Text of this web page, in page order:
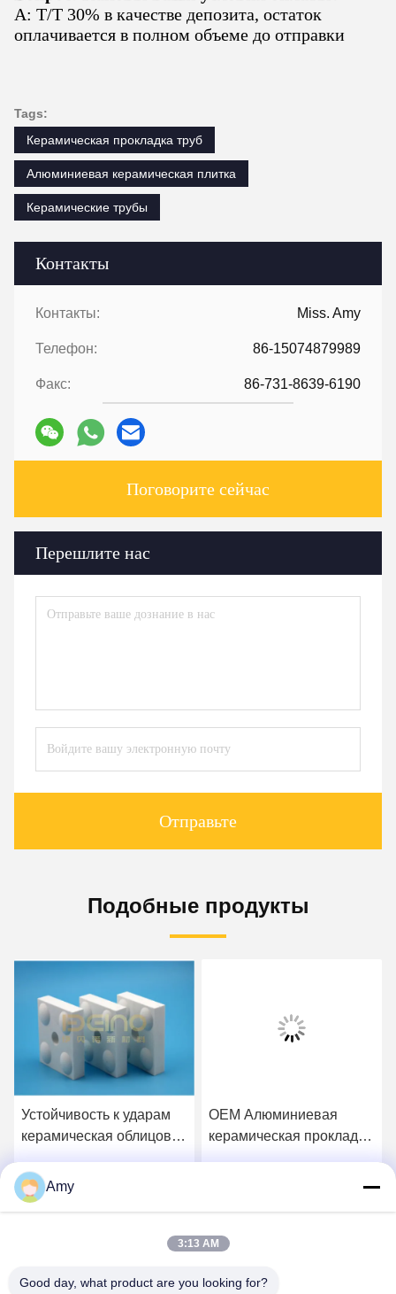
Контакты
Контакты: Miss. Amy
Телефон: 86-15074879989
Факс: 86-731-8639-6190
Поговорите сейчас
Перешлите нас
Отправьте
A: T/T 30% в качестве депозита, остаток
оплачивается в полном объеме до отправки
Tags:
Керамическая прокладка труб
Алюминиевая керамическая плитка
Керамические трубы
Подобные продукты
Устойчивость к ударам
керамическая облицовка
алюминиевая
керамическая плитка
OEM Алюминиевая
керамическая прокладка
Amy
3:13 AM
Good day, what product are you looking for?